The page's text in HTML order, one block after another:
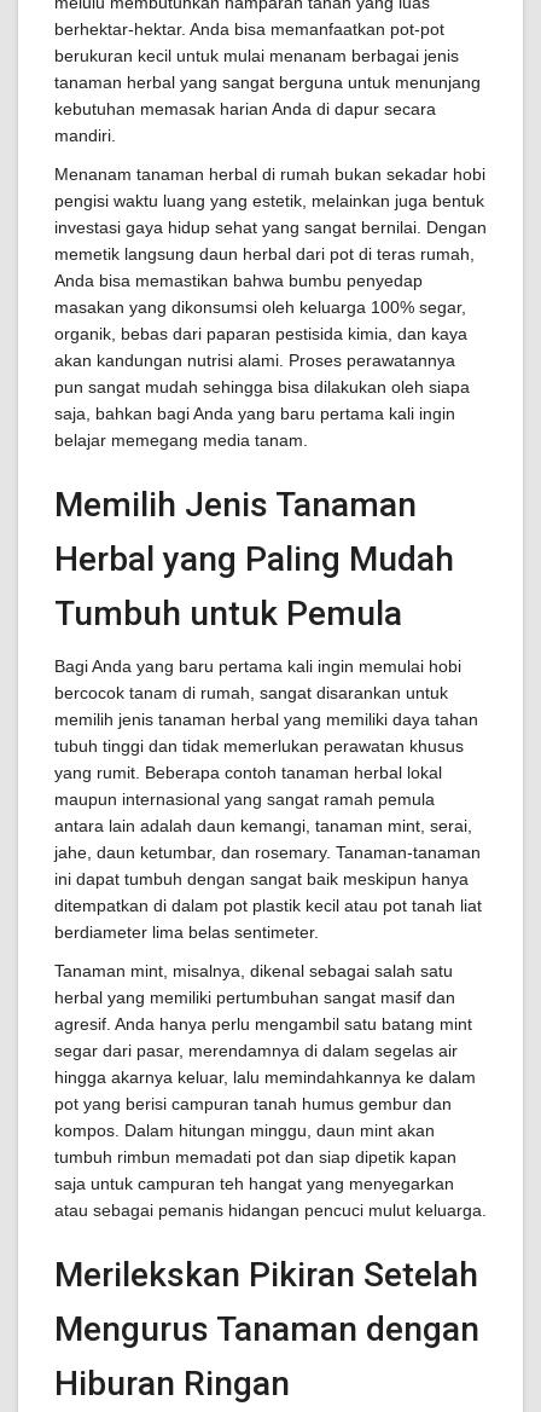
berhektar-hektar. Anda bisa memanfaatkan pot-pot
berukuran kecil untuk mulai menanam berbagai jenis
tanaman herbal yang sangat berguna untuk menunjang
kebutuhan memasak harian Anda di dapur secara
mandiri.
Menanam tanaman herbal di rumah bukan sekadar hobi
pengisi waktu luang yang estetik, melainkan juga bentuk
investasi gaya hidup sehat yang sangat bernilai. Dengan
memetik langsung daun herbal dari pot di teras rumah,
Anda bisa memastikan bahwa bumbu penyedap
masakan yang dikonsumsi oleh keluarga 100% segar,
organik, bebas dari paparan pestisida kimia, dan kaya
akan kandungan nutrisi alami. Proses perawatannya
pun sangat mudah sehingga bisa dilakukan oleh siapa
saja, bahkan bagi Anda yang baru pertama kali ingin
belajar memegang media tanam.
Memilih Jenis Tanaman
Herbal yang Paling Mudah
Tumbuh untuk Pemula
Bagi Anda yang baru pertama kali ingin memulai hobi
bercocok tanam di rumah, sangat disarankan untuk
memilih jenis tanaman herbal yang memiliki daya tahan
tubuh tinggi dan tidak memerlukan perawatan khusus
yang rumit. Beberapa contoh tanaman herbal lokal
maupun internasional yang sangat ramah pemula
antara lain adalah daun kemangi, tanaman mint, serai,
jahe, daun ketumbar, dan rosemary. Tanaman-tanaman
ini dapat tumbuh dengan sangat baik meskipun hanya
ditempatkan di dalam pot plastik kecil atau pot tanah liat
berdiameter lima belas sentimeter.
Tanaman mint, misalnya, dikenal sebagai salah satu
herbal yang memiliki pertumbuhan sangat masif dan
agresif. Anda hanya perlu mengambil satu batang mint
segar dari pasar, merendamnya di dalam segelas air
hingga akarnya keluar, lalu memindahkannya ke dalam
pot yang berisi campuran tanah humus gembur dan
kompos. Dalam hitungan minggu, daun mint akan
tumbuh rimbun memadati pot dan siap dipetik kapan
saja untuk campuran teh hangat yang menyegarkan
atau sebagai pemanis hidangan pencuci mulut keluarga.
Merilekskan Pikiran Setelah
Mengurus Tanaman dengan
Hiburan Ringan